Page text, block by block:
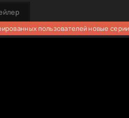
пользователей новые